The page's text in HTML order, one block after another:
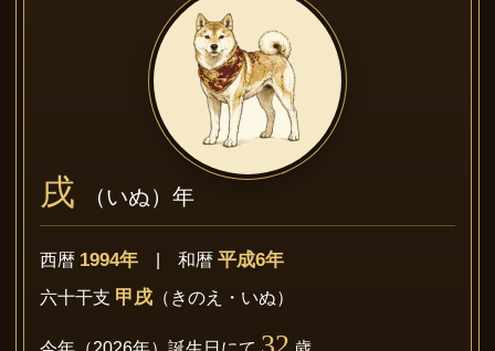
戌 （いぬ）年
西暦 1994年 | 和暦 平成6年
六十干支 甲戌 （きのえ・いぬ）